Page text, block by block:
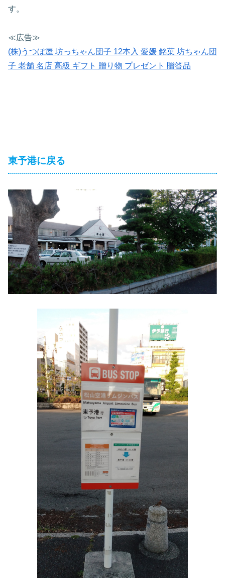
す。
≪広告≫
(株)うつぼ屋 坊っちゃん団子 12本入 愛媛 銘菓 坊ちゃん団
子 老舗 名店 高級 ギフト 贈り物 プレゼント 贈答品
東予港に戻る